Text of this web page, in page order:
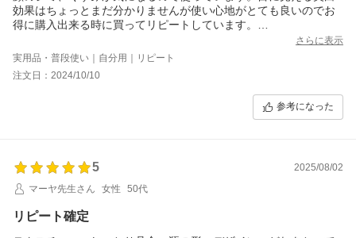
効果はちょっとまだ分かりませんが使い心地がとても良いのでお
得に購入出来る時に買ってリピートしています。
さらに表示
実用品・普段使い｜自分用｜リピート
注文日：2024/10/10
参考になった
5
2025/08/02
マーヤ先生さん
女性 50代
リピート確定